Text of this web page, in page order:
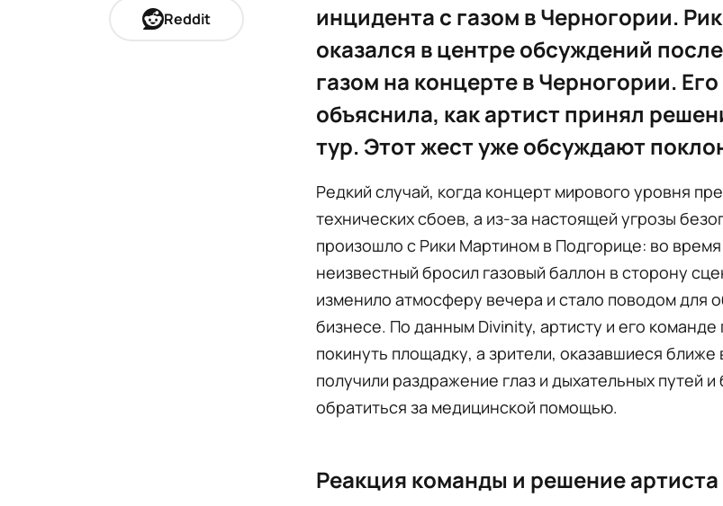
Reddit
инцидента с газом в Черногории.
оказался в центре обсуждений
газом на концерте в Черногории.
объяснила, как артист принял
тур. Этот жест уже обсуждают
Редкий случай, когда концерт мирового уровня
технических сбоев, а из-за настоящей угрозы
произошло с Рики Мартином в Подгорице: во
неизвестный бросил газовый баллон в сторону
изменило атмосферу вечера и стало поводом для
бизнесе. По данным Divinity, артисту и его
покинуть площадку, а зрители, оказавшиеся ближе
получили раздражение глаз и дыхательных путей
обратиться за медицинской помощью.
Реакция команды и решение артиста